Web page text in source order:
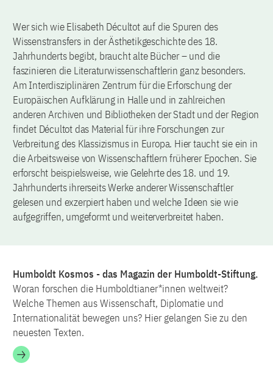
Wer sich wie Elisabeth Décultot auf die Spuren des
Wissenstransfers in der Ästhetikgeschichte des 18.
Jahrhunderts begibt, braucht alte Bücher – und die
faszinieren die Literaturwissenschaftlerin ganz besonders.
Am Interdisziplinären Zentrum für die Erforschung der
Europäischen Aufklärung in Halle und in zahlreichen
anderen Archiven und Bibliotheken der Stadt und der Region
findet Décultot das Material für ihre Forschungen zur
Verbreitung des Klassizismus in Europa. Hier taucht sie ein in
die Arbeitsweise von Wissenschaftlern früherer Epochen. Sie
erforscht beispielsweise, wie Gelehrte des 18. und 19.
Jahrhunderts ihrerseits Werke anderer Wissenschaftler
gelesen und exzerpiert haben und welche Ideen sie wie
aufgegriffen, umgeformt und weiterverbreitet haben.
Humboldt Kosmos - das Magazin der Humboldt-Stiftung.
Woran forschen die Humboldtianer*innen weltweit?
Welche Themen aus Wissenschaft, Diplomatie und
Internationalität bewegen uns? Hier gelangen Sie zu den
neuesten Texten.